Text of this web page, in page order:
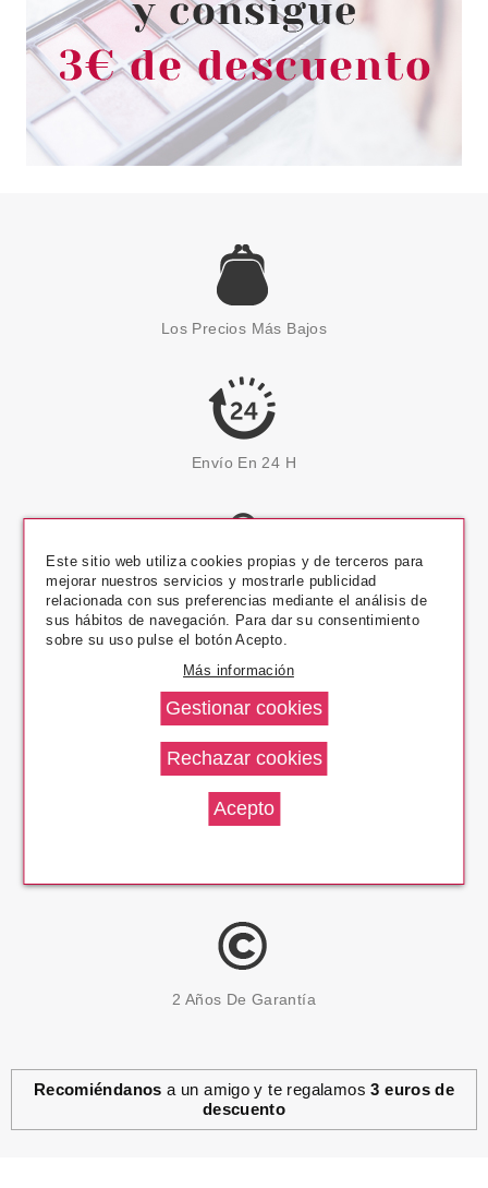
Los Precios Más Bajos
Envío En 24 H
Pago Seguro
14 Días Devolución
2 Años De Garantía
Recomiéndanos a un amigo y te regalamos3 euros de
descuento
Este sitio web utiliza cookies propias y de terceros para
mejorar nuestros servicios y mostrarle publicidad
relacionada con sus preferencias mediante el análisis de
sus hábitos de navegación. Para dar su consentimiento
sobre su uso pulse el botón Acepto.
Más información